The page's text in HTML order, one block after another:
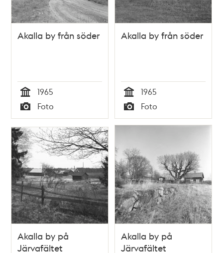
Akalla by från söder
Tid
1965
Typ
Foto
Akalla by från söder
Tid
1965
Typ
Foto
Akalla by på
Järvafältet
Akalla by på
Järvafältet